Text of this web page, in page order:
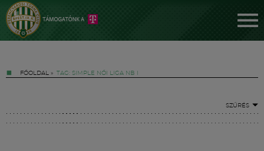
FŐOLDAL » TAG: SIMPLE NŐI LIGA NB I
SZŰRÉS